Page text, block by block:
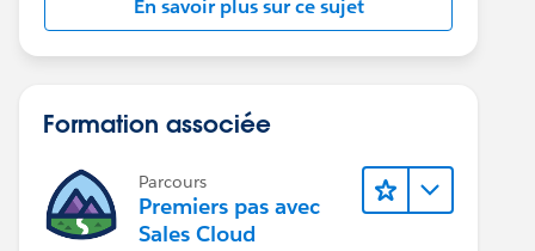
En savoir plus sur ce sujet
Formation associée
Parcours
Premiers pas avec
Sales Cloud